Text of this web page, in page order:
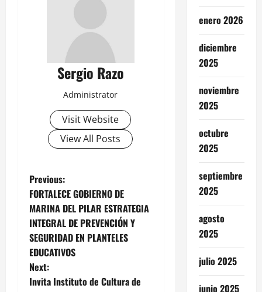
Sergio Razo
Administrator
Visit Website
View All Posts
P
o
s
t
n
Previous:
FORTALECE GOBIERNO DE
MARINA DEL PILAR ESTRATEGIA
INTEGRAL DE PREVENCIÓN Y
SEGURIDAD EN PLANTELES
EDUCATIVOS
Next:
Invita Instituto de Cultura de
enero 2026
diciembre
2025
noviembre
2025
octubre
2025
septiembre
2025
agosto
2025
julio 2025
junio 2025